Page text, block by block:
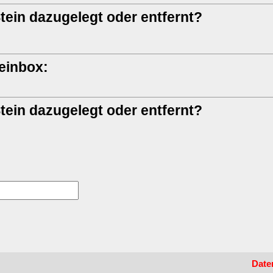
dazugelegt oder entfernt?
dazugelegt oder entfernt?